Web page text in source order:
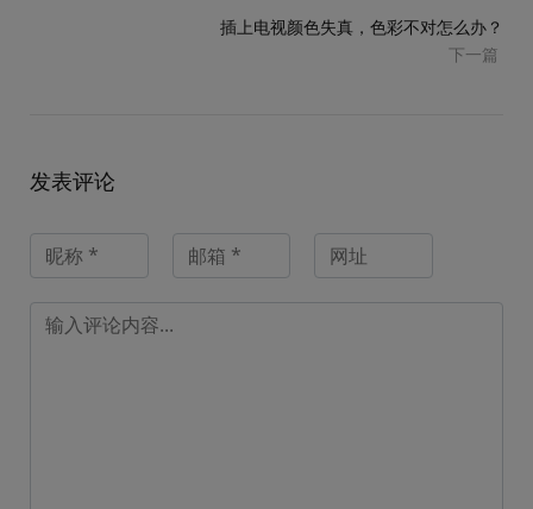
插上电视颜色失真，色彩不对怎么办？
下一篇
发表评论